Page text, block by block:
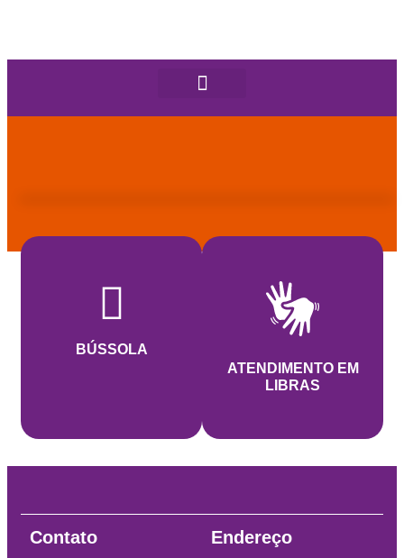
BÚSSOLA
ATENDIMENTO EM
LIBRAS
Contato Endereço